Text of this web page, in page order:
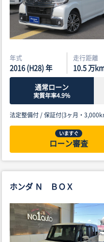
年式
2016 (H28) 年
走行距離
10.5万
通常ローン
実質年率4.9%
法定整備付 /保証付(3ヶ月・
いますぐ
ローン審査
ホンダ Ｎ ＢＯＸ